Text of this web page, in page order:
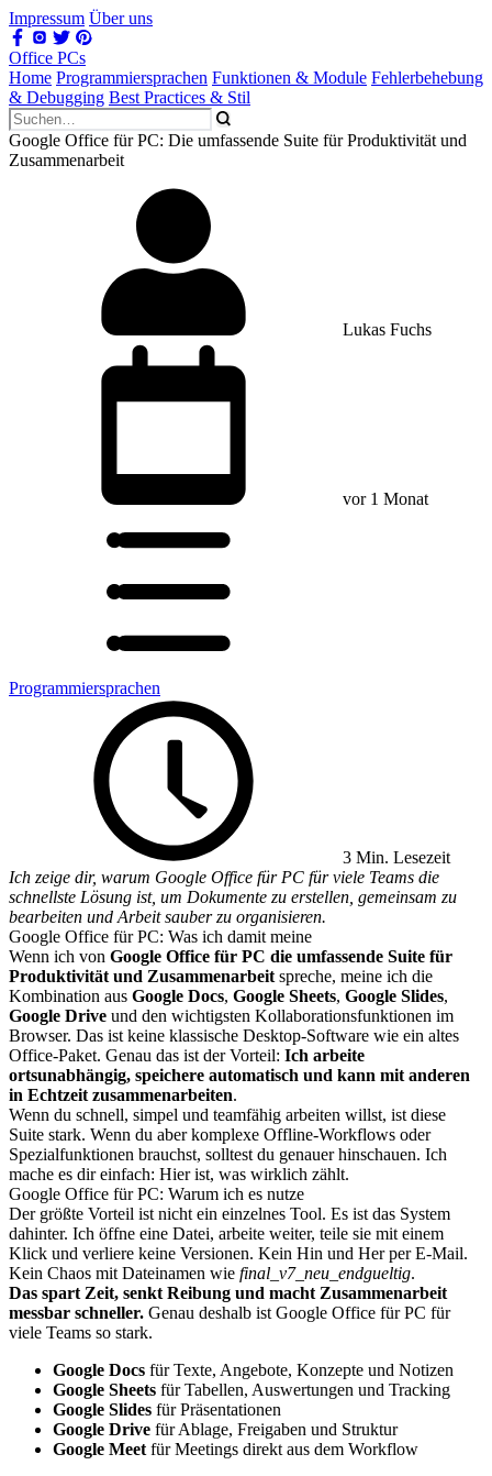
Impressum Über uns
Office PCs
Home Programmiersprachen Funktionen & Module Fehlerbehebung
& Debugging Best Practices & Stil
Google Office für PC: Die umfassende Suite für Produktivität und
Zusammenarbeit
Lukas Fuchs
vor 1 Monat
Programmiersprachen
3 Min. Lesezeit
Ich zeige dir, warum Google Office für PC für viele Teams die
schnellste Lösung ist, um Dokumente zu erstellen, gemeinsam zu
bearbeiten und Arbeit sauber zu organisieren.
Google Office für PC: Was ich damit meine
Wenn ich von Google Office für PC die umfassende Suite für
Produktivität und Zusammenarbeit spreche, meine ich die
Kombination aus Google Docs, Google Sheets, Google Slides,
Google Drive und den wichtigsten Kollaborationsfunktionen im
Browser. Das ist keine klassische Desktop-Software wie ein altes
Office-Paket. Genau das ist der Vorteil: Ich arbeite
ortsunabhängig, speichere automatisch und kann mit anderen
in Echtzeit zusammenarbeiten.
Wenn du schnell, simpel und teamfähig arbeiten willst, ist diese
Suite stark. Wenn du aber komplexe Offline-Workflows oder
Spezialfunktionen brauchst, solltest du genauer hinschauen. Ich
mache es dir einfach: Hier ist, was wirklich zählt.
Google Office für PC: Warum ich es nutze
Der größte Vorteil ist nicht ein einzelnes Tool. Es ist das System
dahinter. Ich öffne eine Datei, arbeite weiter, teile sie mit einem
Klick und verliere keine Versionen. Kein Hin und Her per E-Mail.
Kein Chaos mit Dateinamen wie final_v7_neu_endgueltig.
Das spart Zeit, senkt Reibung und macht Zusammenarbeit
messbar schneller. Genau deshalb ist Google Office für PC für
viele Teams so stark.
Google Docs für Texte, Angebote, Konzepte und Notizen
Google Sheets für Tabellen, Auswertungen und Tracking
Google Slides für Präsentationen
Google Drive für Ablage, Freigaben und Struktur
Google Meet für Meetings direkt aus dem Workflow